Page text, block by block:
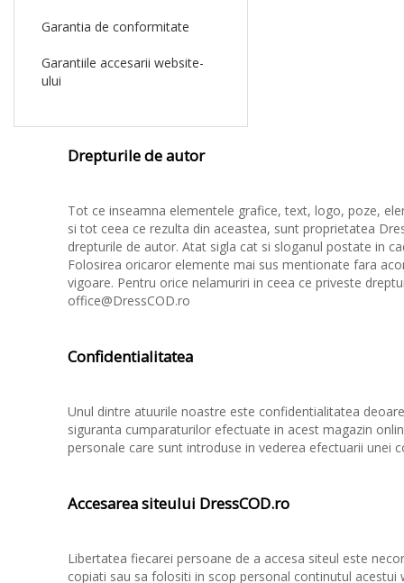
Garantia de conformitate
Garantiile accesarii website-
ului
Drepturile de autor
Tot ce inseamna elementele grafice, text, logo, poze,
si tot ceea ce rezulta din aceastea, sunt proprietatea
drepturile de autor. Atat sigla cat si sloganul postate in
Folosirea oricaror elemente mai sus mentionate fara
vigoare. Pentru orice nelamuriri in ceea ce priveste
office@DressCOD.ro
Confidentialitatea
Unul dintre atuurile noastre este confidentialitatea
siguranta cumparaturilor efectuate in acest magazin
personale care sunt introduse in vederea efectuarii unei
Accesarea siteului DressCOD.ro
Libertatea fiecarei persoane de a accesa siteul este
copiati sau sa folositi in scop personal continutul